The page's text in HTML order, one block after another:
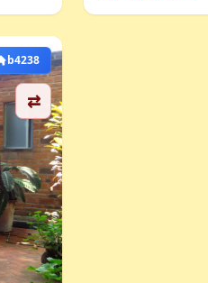
⇄
b4238